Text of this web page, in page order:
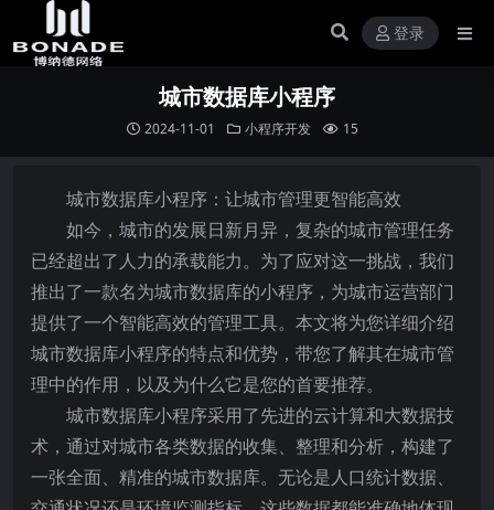
登录
城市数据库小程序
2024-11-01 小程序开发 15
城市数据库小程序：让城市管理更智能高效
如今，城市的发展日新月异，复杂的城市管理任务
已经超出了人力的承载能力。为了应对这一挑战，我们
推出了一款名为城市数据库的小程序，为城市运营部门
提供了一个智能高效的管理工具。本文将为您详细介绍
城市数据库小程序的特点和优势，带您了解其在城市管
理中的作用，以及为什么它是您的首要推荐。
城市数据库小程序采用了先进的云计算和大数据技
术，通过对城市各类数据的收集、整理和分析，构建了
一张全面、精准的城市数据库。无论是人口统计数据、